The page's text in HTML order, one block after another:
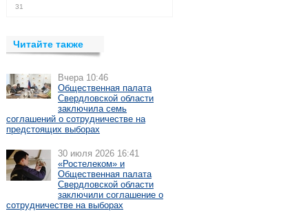
31
Читайте также
Вчера 10:46
Общественная палата
Свердловской области
заключила семь
соглашений о сотрудничестве на
предстоящих выборах
30 июля 2026 16:41
«Ростелеком» и
Общественная палата
Свердловской области
заключили соглашение о
сотрудничестве на выборах